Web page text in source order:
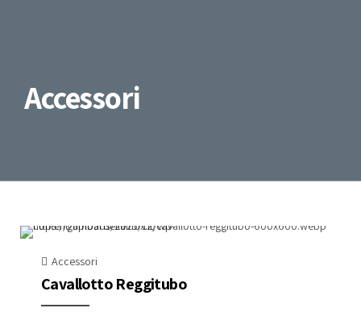
Accessori
Accessori
Cavallotto Reggitubo